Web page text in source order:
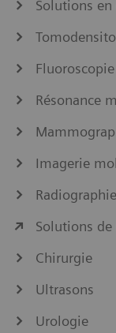
Solutions
Fluoroscopie
Résonance
Imagerie
Radiographie
Solutions
Chirurgie
Ultrasons
Urologie